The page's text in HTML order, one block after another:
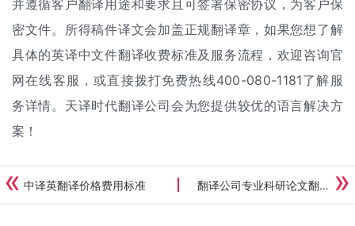
并遵循客户翻译用途和要求且可签署保密协议，为客户保
密文件。所得稿件译文会加盖正规翻译章，如果您想了解
具体的英译中文件翻译收费标准及服务流程，欢迎咨询官
网在线客服，或直接拨打免费热线400-080-1181了解服
务详情。天译时代翻译公司会为您提供较优的语言解决方
案！
中译英翻译价格费用标准 翻译公司专业科研论文翻译及费用报价